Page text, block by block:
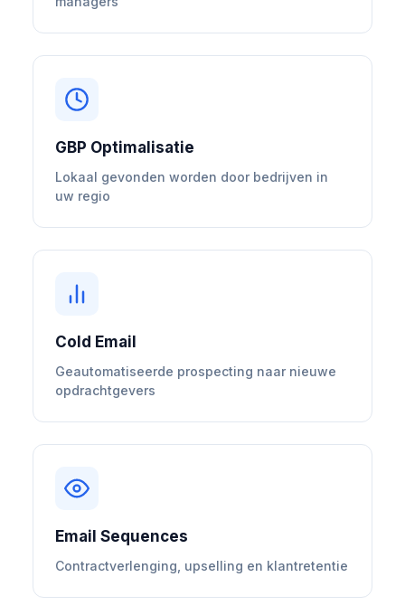
GBP Optimalisatie
Lokaal gevonden worden door bedrijven in
uw regio
Cold Email
Geautomatiseerde prospecting naar nieuwe
opdrachtgevers
Email Sequences
Contractverlenging, upselling en klantretentie